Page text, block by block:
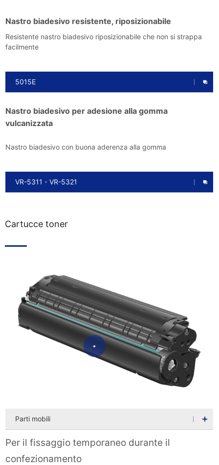
Nastro biadesivo resistente, riposizionabile
Resistente nastro biadesivo riposizionabile che non si strappa
facilmente
5015E
Nastro biadesivo per adesione alla gomma
vulcanizzata
Nastro biadesivo con buona aderenza alla gomma
VR-5311・VR-5321
Cartucce toner
Parti mobili
Per il fissaggio temporaneo durante il
confezionamento